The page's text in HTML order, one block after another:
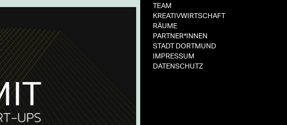
TEAM
KREATIVWIRTSCHAFT
RÄUME
PARTNER*INNEN
STADT DORTMUND
IMPRESSUM
DATENSCHUTZ